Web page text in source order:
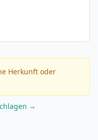
Herkunft oder
→